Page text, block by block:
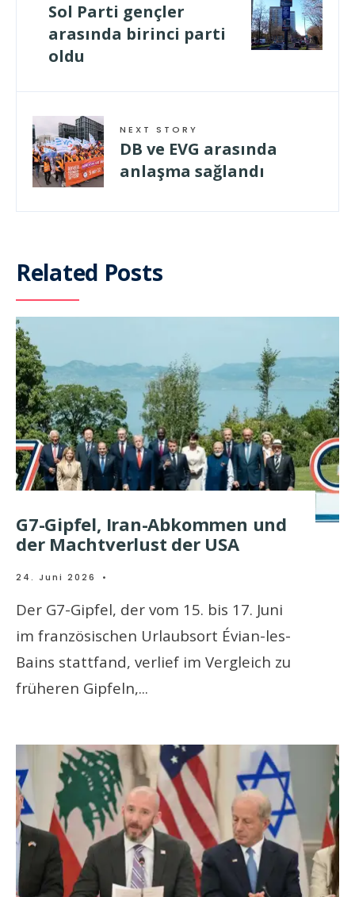
Sol Parti gençler
arasında birinci parti
oldu
NEXT STORY
DB ve EVG arasında
anlaşma sağlandı
Related Posts
G7-Gipfel, Iran-Abkommen und
der Machtverlust der USA
24. Juni 2026 •
Der G7-Gipfel, der vom 15. bis 17. Juni
im französischen Urlaubsort Évian-les-
Bains stattfand, verlief im Vergleich zu
früheren Gipfeln,...